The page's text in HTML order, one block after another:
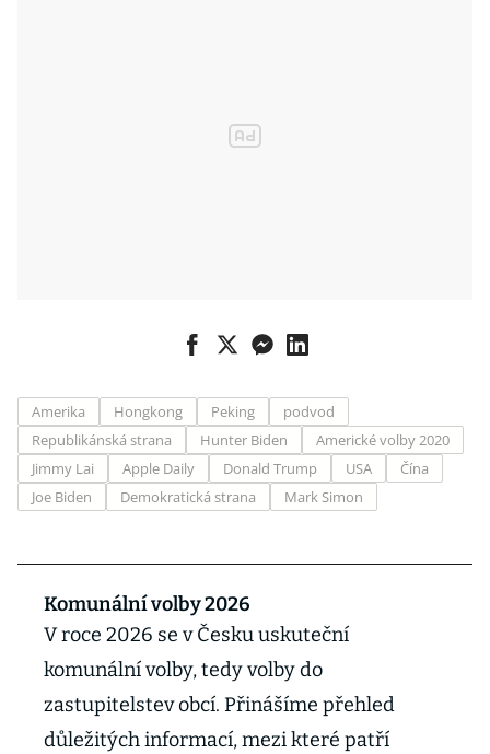
Amerika Hongkong Peking
podvod
Republikánská strana
Hunter Biden
Americké volby 2020
Jimmy Lai
Apple Daily Donald Trump USA
Čína
Joe Biden
Demokratická strana Mark Simon
Komunální volby 2026
V roce 2026 se v Česku uskuteční
komunální volby, tedy volby do
zastupitelstev obcí. Přinášíme přehled
důležitých informací, mezi které patří